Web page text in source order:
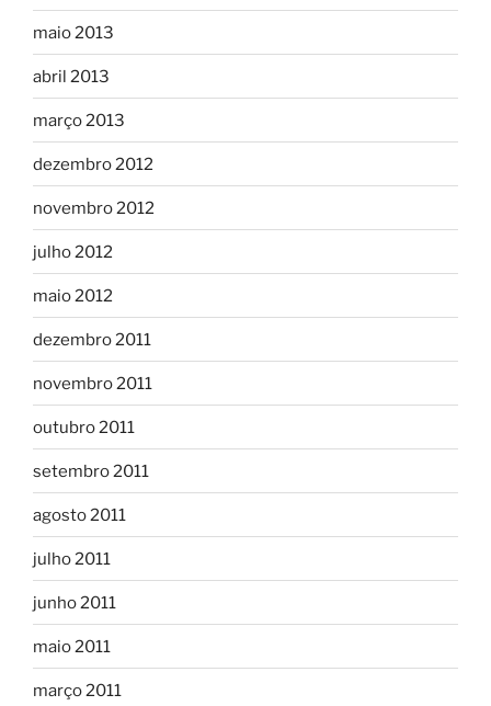
maio 2013
abril 2013
março 2013
dezembro 2012
novembro 2012
julho 2012
maio 2012
dezembro 2011
novembro 2011
outubro 2011
setembro 2011
agosto 2011
julho 2011
junho 2011
maio 2011
março 2011